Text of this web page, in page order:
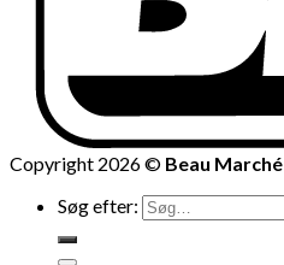
Copyright 2026 © Beau Marché
Søg efter: